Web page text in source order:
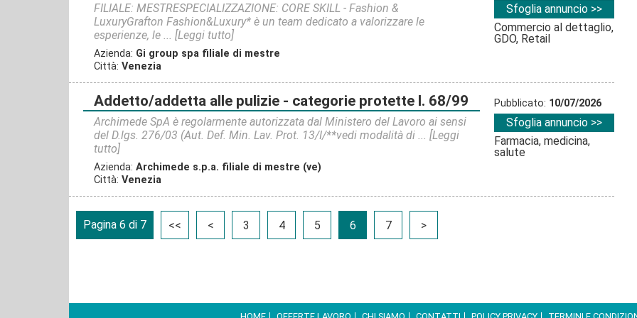
FILIALE: MESTRESPECIALIZZAZIONE: CORE SKILL - Fashion &
LuxuryGrafton Fashion&Luxury* è un team dedicato a valorizzare le
esperienze, le ... [Leggi tutto]
Azienda: Gi group spa filiale di mestre
Città: Venezia
Sfoglia annuncio >>
Commercio al dettaglio,
GDO, Retail
addetto/addetta alle pulizie - categorie protette l. 68/99
Archimede SpA è regolarmente autorizzata dal Ministero del Lavoro ai sensi
del D.lgs. 276/03 (Aut. Def. Min. Lav. Prot. 13/I/**vedi modalità di ... [Leggi
tutto]
Azienda: Archimede s.p.a. filiale di mestre (ve)
Città: Venezia
Pubblicato: 10/07/2026
Sfoglia annuncio >>
Farmacia, medicina,
salute
Pagina 6 di 7 << < 3 4 5 6 7 >